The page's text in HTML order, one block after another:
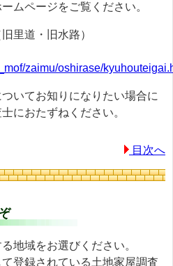
ムページをご覧ください。
里道・旧水路）
zaimu/oshirase/
いてお知りになりたい場合に
におたずねください。
目次へ
地域をお選びください。
登録されている土地家屋調査